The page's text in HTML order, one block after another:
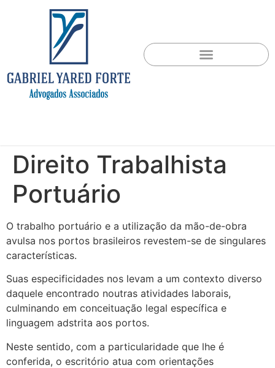
Direito Trabalhista
Portuário
O trabalho portuário e a utilização da mão-de-obra
avulsa nos portos brasileiros revestem-se de singulares
características.
Suas especificidades nos levam a um contexto diverso
daquele encontrado noutras atividades laborais,
culminando em conceituação legal específica e
linguagem adstrita aos portos.
Neste sentido, com a particularidade que lhe é
conferida, o escritório atua com orientações